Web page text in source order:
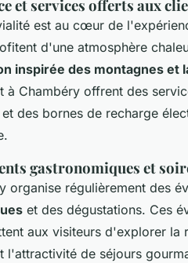
et services offerts aux
est au cœur de
d'une atmosphère
inspirée des montagnes et
à Chambéry offrent des
des bornes de recharge
gastronomiques et
organise régulièrement des
et des dégustations. Ces
aux visiteurs d'explorer la
l'attractivité de séjours